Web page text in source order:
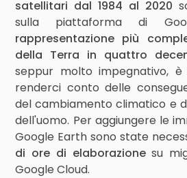
satellitari dal 1984 al 2020
sulla piattaforma di
rappresentazione più
della Terra in quattro
seppur molto impegnativo,
renderci conto delle
del cambiamento climatico e
dell'uomo. Per aggiungere le
Google Earth sono state
di ore di elaborazionesu
Google Cloud.